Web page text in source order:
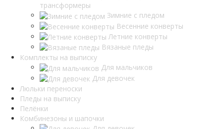
трансформеры
Зимние с пледом
Весенние конверты
Летние конверты
Вязаные пледы
Комплекты на выписку
Для мальчиков
Для девочек
Люльки переноски
Пледы на выписку
Пелёнки
Комбинезоны и шапочки